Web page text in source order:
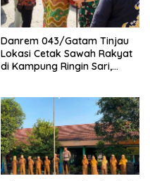
Danrem 043/Gatam Tinjau
Lokasi Cetak Sawah Rakyat
di Kampung Ringin Sari,